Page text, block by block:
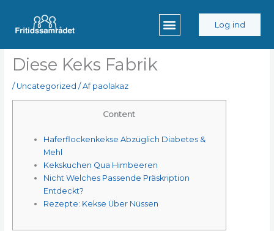
indholdet
Log ind
Diese Keks Fabrik
/ Uncategorized / Af paolakaz
Content
Haferflockenkekse Abzüglich Diabetes &
Mehl
Kekskuchen Qua Himbeeren
Nicht Welches Passende Präskription
Entdeckt?
Rezepte: Kekse Über Nüssen